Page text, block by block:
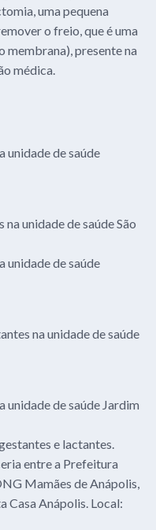
uma pequena
o freio, que é uma
membrana), presente na
médica.
unidade de saúde
unidade de saúde São
unidade de saúde
na unidade de saúde
unidade de saúde Jardim
e lactantes.
entre a Prefeitura
Mamães de Anápolis,
Casa Anápolis. Local: